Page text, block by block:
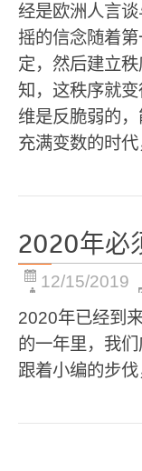
经是欧洲人言
摇的信念随着
定，然后建立
知，这秩序就
维是反脆弱的
充满变数的时代
2020年必
12/15/2019
2020年已经到
的一年里，我
跟着小编的步伐